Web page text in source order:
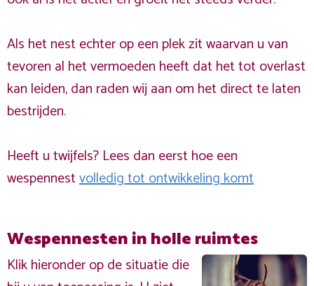
Als het nest echter op een plek zit waarvan u van
tevoren al het vermoeden heeft dat het tot overlast
kan leiden, dan raden wij aan om het direct te laten
bestrijden.
Heeft u twijfels? Lees dan eerst hoe een
wespennestvolledig tot ontwikkeling komt
Wespennesten in holle ruimtes
Klik hieronder op de situatie die